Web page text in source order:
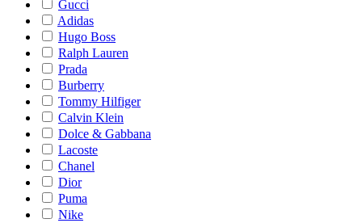
Gucci
Adidas
Hugo Boss
Ralph Lauren
Prada
Burberry
Tommy Hilfiger
Calvin Klein
Dolce & Gabbana
Lacoste
Chanel
Dior
Puma
Nike